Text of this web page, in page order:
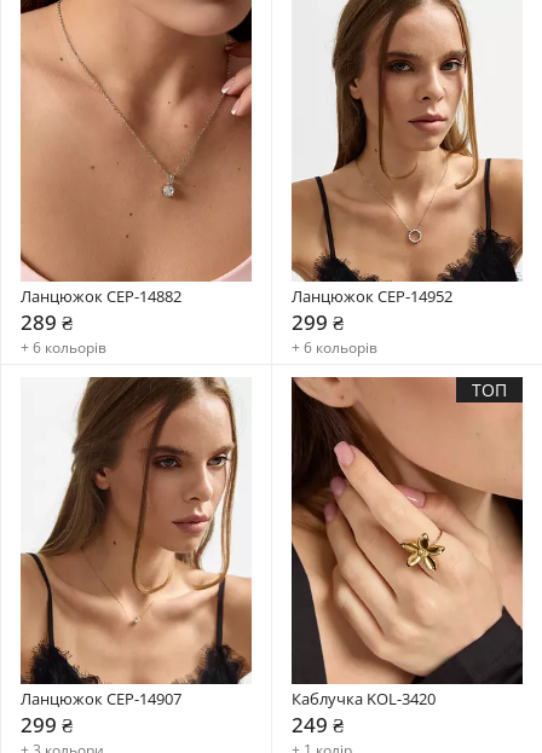
Ланцюжок CEP-14882
289 ₴
+ 6 кольорів
Ланцюжок CEP-14952
299 ₴
+ 6 кольорів
Ланцюжок CEP-14907
299 ₴
ТОП
Каблучка KOL-3420
249 ₴